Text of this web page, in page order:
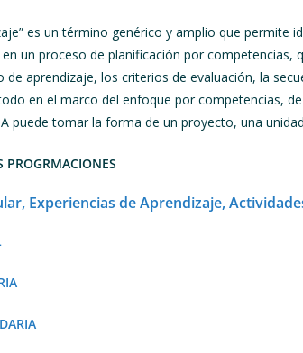
es un término genérico y amplio que permite
un proceso de planificación por competencias,
aprendizaje, los criterios de evaluación, la
en el marco del enfoque por competencias,
puede tomar la forma de un proyecto, una
PROGRMACIONES
Experiencias de Aprendizaje,